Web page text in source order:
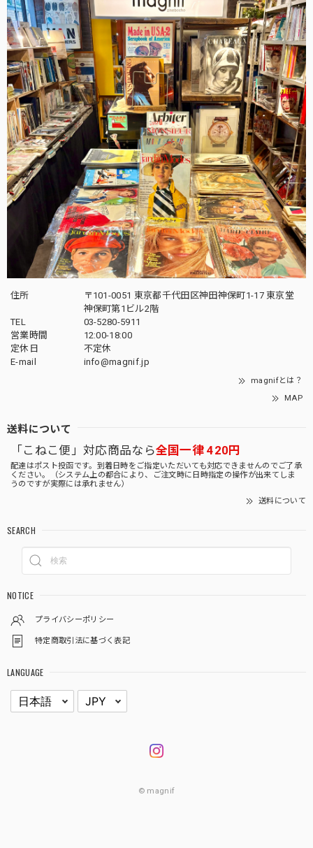
住所
〒101-0051 東京都千代田区神田神保町1-17 東京堂
神保町第1ビル2階
TEL
03-5280-5911
営業時間
12:00-18:00
定休日
不定休
E-mail
info@magnif.jp
magnifとは？
MAP
送料について
「こねこ便」対応商品なら全国一律 420円
配達はポスト投函です。到着日時をご指定いただいても対応できませんのでご了承
ください。（システム上の都合により、ご注文時に日時指定の操作が出来てしま
うのですが実際には承れません）
送料について
SEARCH
NOTICE
プライバシーポリシー
特定商取引法に基づく表記
LANGUAGE
© magnif